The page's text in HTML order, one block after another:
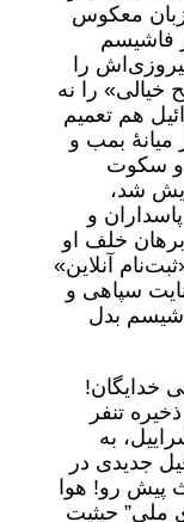
معکوس
فاشیسم
را
خیالی» را نه
هم تعمیم
میانهٔ بمب و
و سکوت
شد،
و
برهان خلف او
آنلاین»
سپاهی و
بدل
خدایگان!
تنفر
به
جدیدی در
پیش رو! هوا
ملی” حیثیت